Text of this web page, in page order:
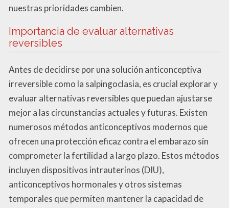
nuestras prioridades cambien.
Importancia de evaluar alternativas
reversibles
Antes de decidirse por una solución anticonceptiva
irreversible como la salpingoclasia, es crucial explorar y
evaluar alternativas reversibles que puedan ajustarse
mejor a las circunstancias actuales y futuras. Existen
numerosos métodos anticonceptivos modernos que
ofrecen una protección eficaz contra el embarazo sin
comprometer la fertilidad a largo plazo. Estos métodos
incluyen dispositivos intrauterinos (DIU),
anticonceptivos hormonales y otros sistemas
temporales que permiten mantener la capacidad de